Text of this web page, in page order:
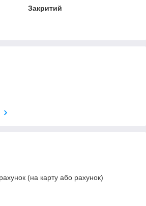
Закритий
(на карту або рахунок)